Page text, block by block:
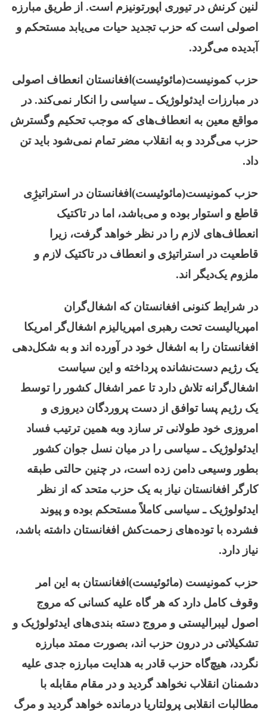
لنین کرنش در تیوری اپورتونیزم است. از طریق مبارزه
اصولی است که حزب تجدید حیات می‌یابد مستحکم و
آبدیده می‌گردد.
حزب کمونیست(مائوئیست)افغانستان انعطاف اصولی
در مبارزات ایدئولوژیک ـ سیاسی را انکار نمی‌کند. در
مواقع معین به انعطاف‌های که موجب تحکیم وگسترش
حزب می‌گردد و به انقلاب مضر تمام نمی‌شود باید تن
داد.
حزب کمونیست(مائوئیست)افغانستان در استراتیژِی
قاطع و استوار بوده و می‌باشد، اما در تاکتیک
انعطاف‌های لازم را در نظر خواهد گرفت، زیرا
قاطعیت در استراتیژی و انعطاف در تاکتیک لازم و
ملزوم یک‌دیگر اند.
در شرایط کنونی افغانستان که اشغال‌گران
امپریالیست تحت رهبری امپریالیزم اشغال‌گر امریکا
افغانستان را به اشغال خود در آورده اند و به شکل‌دهی
یک رژیم دست‌نشانده پرداخته و این سیاست
اشغال‌گرانه تلاش دارد تا عمر اشغال کشور را توسط
یک رژیم پسا توافق از دست پروردگان دیروزی و
امروزی خود طولانی تر سازد وبه همین ترتیب فساد
ایدئولوژیک ـ سیاسی را در میان نسل جوان کشور
بطور وسیعی دامن زده است، در چنین حالتی طبقه
کارگر افغانستان نیاز به یک حزب متحد که از نظر
ایدئولوژیک ـ سیاسی کاملاً مستحکم بوده و پیوند
فشرده با توده‌های زحمت‌کش افغانستان داشته باشد،
نیاز دارد.
حزب کمونیست (مائوئیست)افغانستان به این امر
وقوف کامل دارد که هر گاه علیه کسانی که مروج
اصول لیبرالیستی و مروج دسته بندی‌های ایدئولوژیک و
تشکیلاتی در درون حزب اند، بصورت ممتد مبارزه
نگردد، هیچ‌گاه حزب قادر به هدایت مبارزه جدی علیه
دشمنان انقلاب نخواهد گردید و در مقام مقابله با
مطالبات انقلابی پرولتاریا درمانده خواهد گردید و مرگ